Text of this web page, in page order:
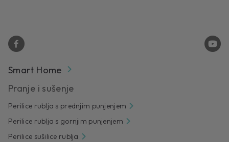
Smart Home
Pranje i sušenje
Perilice rublja s prednjim punjenjem
Perilice rublja s gornjim punjenjem
Perilice sušilice rublja